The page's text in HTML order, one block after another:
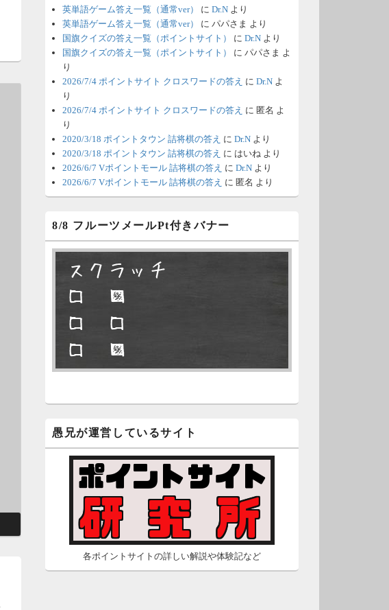
6/18 1:39 （Dr.N）
時間の都合が付かないため、6月18
日の更新は休みます。申し訳あり
ません。
6/8 4:39 （Dr.N）
Vポイントモールが6：00までメン
テナンスとのことなので、本日分
の更新は難しいかもしれません。
明日、6月7日分の更新は昼頃にな
ってしまいそうです。申し訳ござ
いません。
6/2 10:04
永久不滅.comの本日分の更新が完
了しました。
6/2 2:22（Dr.N）
新は難しいかもしれません。
5/26 2:52（Dr.N）
時間の都合が付かないため、5月26
日の更新は休みます。申し訳あり
ません。
5/23 16:32（Dr.N）
英単語ゲーム答え一覧（通常ver） に Dr.N より
英単語ゲーム答え一覧（通常ver）
に パパさま より
国旗クイズの答え一覧（ポイントサイト）
に Dr.N より
国旗クイズの答え一覧（ポイントサイト）
に パパさま よ
り
2026/7/4 ポイントサイト クロスワードの答え に Dr.N よ
り
2026/7/4 ポイントサイト クロスワードの答え に 匿名 よ
り
2020/3/18 ポイントタウン 詰将棋の答え に Dr.N より
2020/3/18 ポイントタウン 詰将棋の答え に はいね より
2026/6/7 Vポイントモール 詰将棋の答え に Dr.N より
2026/6/7 Vポイントモール 詰将棋の答え に 匿名 より
8/8 フルーツメールPt付きバナー
スクラッチ
□ ■
□ □
□ ■
□ ■
□ ■
□ □
愚兄が運営しているサイト
各ポイントサイトの詳しい解説や体験記など